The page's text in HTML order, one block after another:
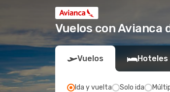
Vuelos con Avianca
Vuelos Hoteles
Ida y vuelta Solo ida